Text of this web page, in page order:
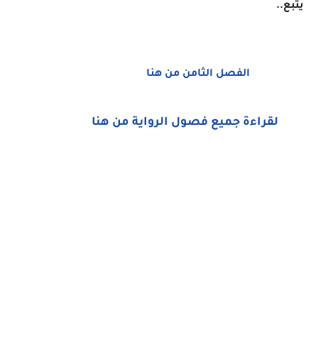
يتبع..
الفصل الثامن من هنا
لقراءة جميع فصول الرواية من هنا